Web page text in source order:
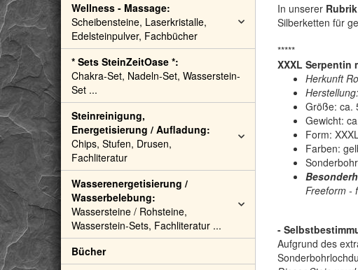
In unserer
Silberketten für
*****
XXXL
Herkunft
Größe: ca.
Gewicht:
Form:
Farben:
Freeform -
-
Aufgrund des
Wellness - Massage:
Scheibensteine, Laserkristalle,
Edelsteinpulver, Fachbücher
* Sets SteinZeitOase *:
Chakra-Set, Nadeln-Set, Wasserstein-
Set ...
Steinreinigung,
Energetisierung / Aufladung:
Chips, Stufen, Drusen,
Fachliteratur
Wasserenergetisierung /
Wasserbelebung:
Wassersteine / Rohsteine,
Wasserstein-Sets, Fachliteratur ...
Bücher